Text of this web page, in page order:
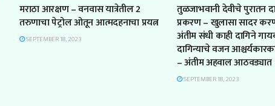
मराठा आरक्षण – वनवास यात्रेतील 2
तरुणाचा पेट्रोल ओतून आत्मदहनाचा प्रयत्न
SEPTEMBER 18, 2023
तुळजाभवानी देवीचे पुरातन
प्रकरण – खुलासा सादर
अंतीम संधी काही दागिने
दागिन्याचे वजन
– अंतीम अहवाल आठवड्यात
SEPTEMBER 18, 2023